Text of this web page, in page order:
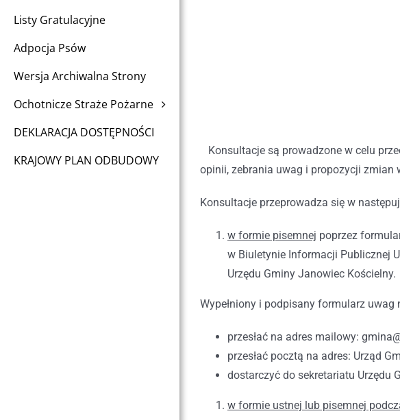
Listy Gratulacyjne
Adpocja Psów
Wersja Archiwalna Strony
Ochotnicze Straże Pożarne
DEKLARACJA DOSTĘPNOŚCI
KRAJOWY PLAN ODBUDOWY
Konsultacje są prowadzone w celu
opinii, zebrania uwag i propozycji zmian
Konsultacje przeprowadza się w
w formie pisemnej poprzez
w Biuletynie Informacji Publicznej
Urzędu Gminy Janowiec Kościelny.
Wypełniony i podpisany formularz uwag
przesłać na adres mailowy:
przesłać pocztą na adres: Urząd
dostarczyć do sekretariatu Urzędu
w formie ustnej lub pisemnej